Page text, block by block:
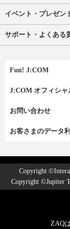
イベント・プレゼン
サポート・よくある
Fun! J:COM
J:COM オフィシャ
お問い合わせ
お客さまのデータ
Copyright
Copyright ©Jupiter
ZAQ